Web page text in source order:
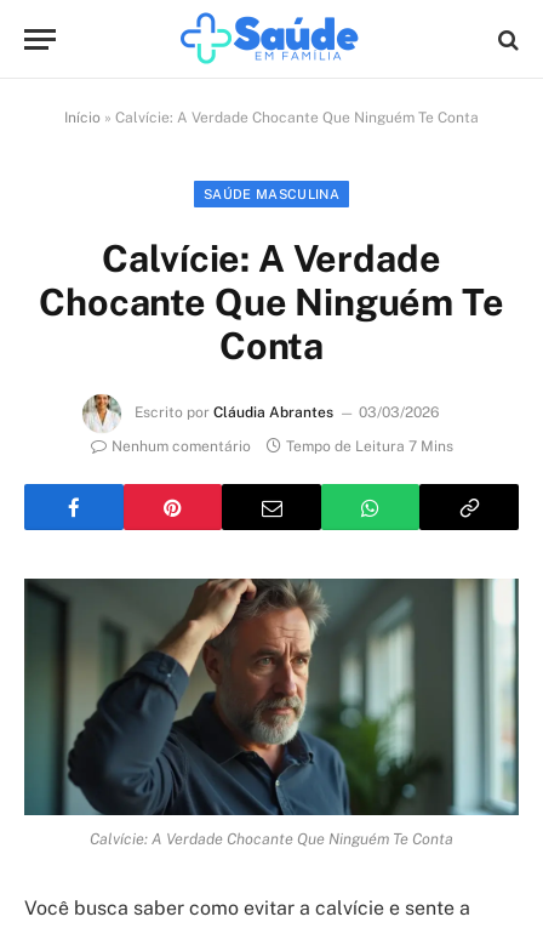
Início » Calvície: A Verdade Chocante Que Ninguém Te Conta
SAÚDE MASCULINA
Calvície: A Verdade
Chocante Que Ninguém Te
Conta
Escrito por Cláudia Abrantes
03/03/2026
Nenhum comentário
Tempo de Leitura 7 Mins
Calvície: A Verdade Chocante Que Ninguém Te Conta
Você busca saber como evitar a calvície e sente a